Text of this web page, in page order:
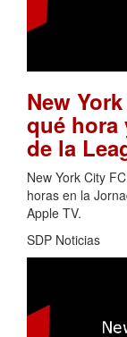
New
qué hora
de la
New York City
horas en la
Apple TV.
SDP Noticias